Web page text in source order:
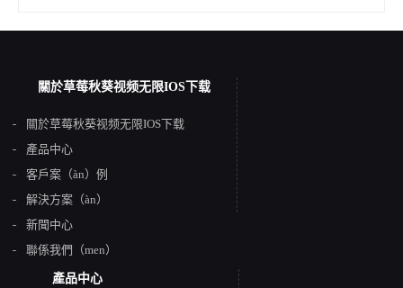
關於草莓秋葵视频无限IOS下载
關於草莓秋葵视频无限IOS下载
產品中心
客戶案（àn）例
解決方案（àn）
新聞中心
聯係我們（men）
產品中心